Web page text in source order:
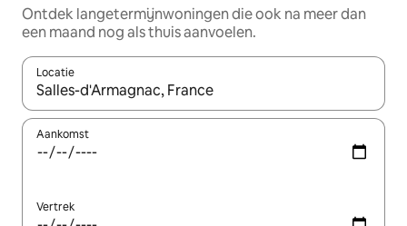
Ontdek langetermijnwoningen die ook na meer dan
een maand nog als thuis aanvoelen.
Locatie
Wanneer er suggesties beschikbaar zijn, maak je een keuze
Aankomst
Vertrek